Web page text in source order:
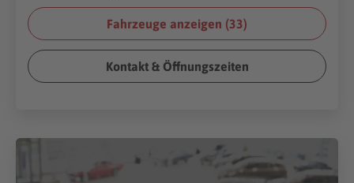
Fahrzeuge anzeigen (33)
Kontakt & Öffnungszeiten